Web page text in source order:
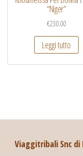
“Niger”
€230.00
Leggi tutto
Viaggitribali Snc di